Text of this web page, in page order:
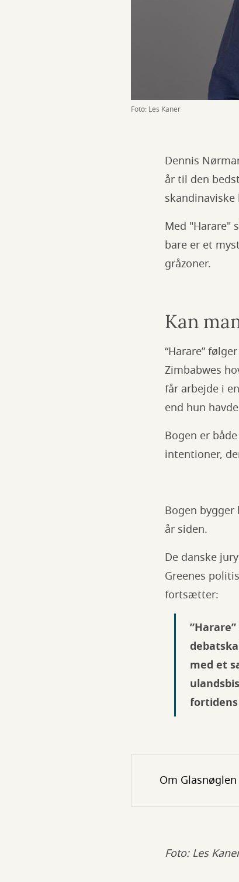
Foto: Les Kaner
Dennis
år til den
Med "Harare"
bare er et
gråzoner.
Kan
“Harare”
Zimbabwes
får arbejde i
end hun
Bogen er
intentioner,
Bogen
år siden.
De danske
Greenes
fortsætter:
med et
Om Glasnøglen
Foto: Les